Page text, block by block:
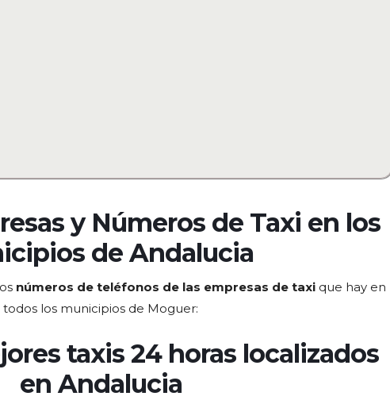
y Números de Taxi en los
de Andalucia
números de teléfonos de las empresas de taxi que hay en
todos los municipios de Moguer:
taxis 24 horas localizados
en Andalucia